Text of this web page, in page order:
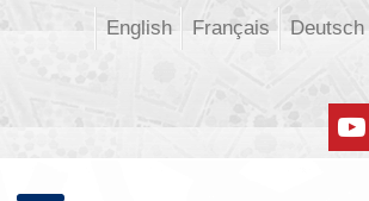
Deutsch
Français
English